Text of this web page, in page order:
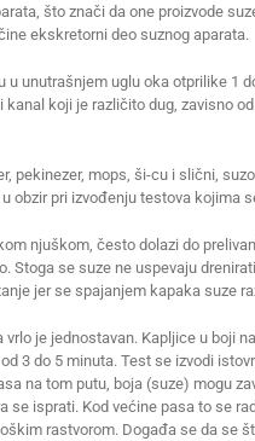
što znači da one proizvode
ekskretorni deo suznog aparata.
u unutrašnjem uglu oka otprilike 1
kanal koji je različito dug, zavisno
pekinezer, mops, ši-cu i slični,
obzir pri izvođenju testova kojima
njuškom, često dolazi do
Stoga se suze ne uspevaju
jer se spajanjem kapaka suze
je jednostavan. Kapljice u boji
3 do 5 minuta. Test se izvodi
na tom putu, boja (suze) mogu
se isprati. Kod većine pasa to se
rastvorom. Događa se da se